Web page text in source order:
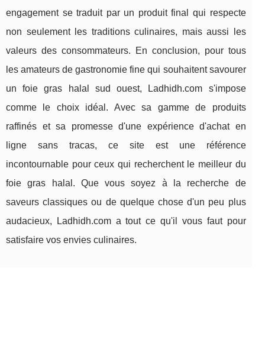
engagement se traduit par un produit final qui respecte
non seulement les traditions culinaires, mais aussi les
valeurs des consommateurs. En conclusion, pour tous
les amateurs de gastronomie fine qui souhaitent savourer
un foie gras halal sud ouest, Ladhidh.com s'impose
comme le choix idéal. Avec sa gamme de produits
raffinés et sa promesse d'une expérience d'achat en
ligne sans tracas, ce site est une référence
incontournable pour ceux qui recherchent le meilleur du
foie gras halal. Que vous soyez à la recherche de
saveurs classiques ou de quelque chose d'un peu plus
audacieux, Ladhidh.com a tout ce qu'il vous faut pour
satisfaire vos envies culinaires.